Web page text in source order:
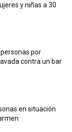
y niñas a 30
por
contra un bar
en situación